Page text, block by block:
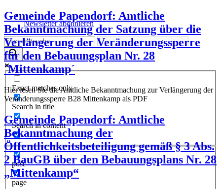
Newsletter abonnieren
Exact matches only
Search in title
Search in content
post
page
Gemeinde Papendorf: Amtliche
Bekanntmachung der Satzung über die
Verlängerung der Veränderungssperre
für den Bebauungsplan Nr. 28
´Mittenkamp´
Hier lesen Sie die Amtliche Bekanntmachung zur Verlängerung der
Veränderungssperre B28 Mittenkamp als PDF
Gemeinde Papendorf: Amtliche
Bekanntmachung der
Öffentlichkeitsbeteiligung gemäß § 3 Abs.
2 BauGB über den Bebauungsplans Nr. 28
„Mittenkamp“